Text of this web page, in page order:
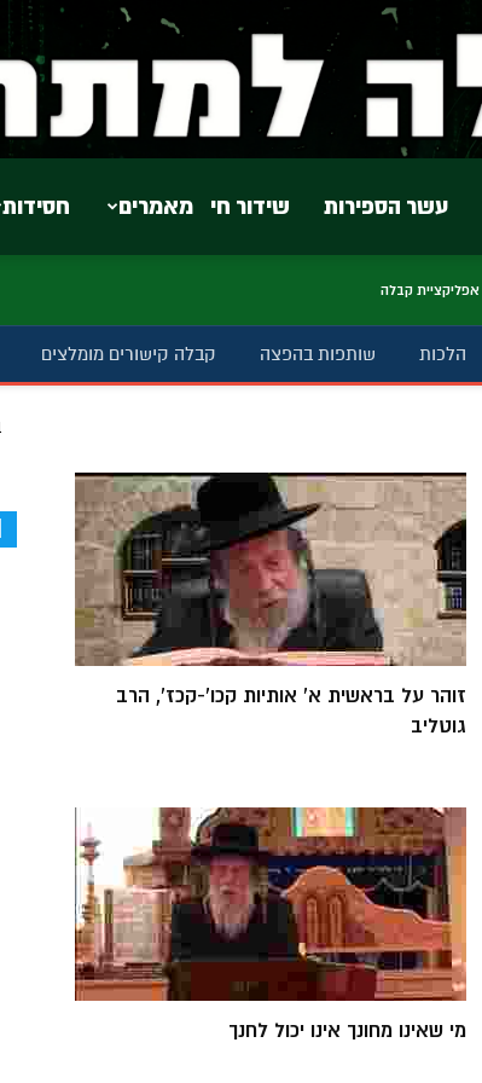
חסידות מאמרים שידור חי עשר הספירות
אפליקציית קבלה
הלכות שותפות בהפצה קבלה קישורים מומלצים
זוהר על בראשית א' אותיות קכו'-קכז', הרב
גוטליב
מי שאינו מחונך אינו יכול לחנך